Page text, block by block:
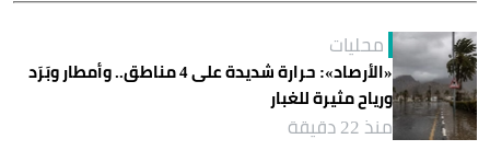
محليات
«الأرصاد»: حرارة شديدة على 4 مناطق.. وأمطار وبَرَد
ورياح مثيرة للغبار
منذ 22 دقيقة